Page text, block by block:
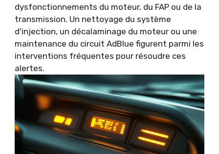
dysfonctionnements du moteur, du FAP ou de la
transmission. Un nettoyage du système
d'injection, un décalaminage du moteur ou une
maintenance du circuit AdBlue figurent parmi les
interventions fréquentes pour résoudre ces
alertes.